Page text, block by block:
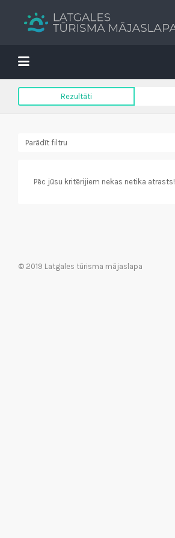
Tavs brīvdienu ceļvedis
Search
for:
for:
Rezultāti
Parādīt filtru
Pēc jūsu kritērijiem nekas netika atrasts!
© 2019 Latgales tūrisma mājaslapa